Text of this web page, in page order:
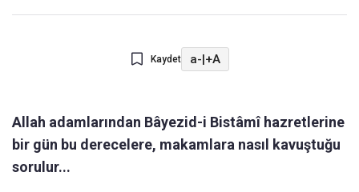
Kaydet a-|+A
Allah adamlarından Bâyezid-i Bistâmî hazretlerine
bir gün bu derecelere, makamlara nasıl kavuştuğu
sorulur...